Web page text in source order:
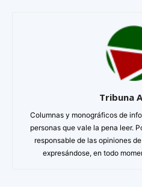
Tribuna
Columnas y monográficos de
personas que vale la pena leer.
responsable de las opiniones
expresándose, en todo